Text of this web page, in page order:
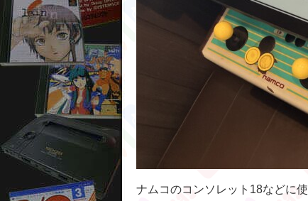
ナムコのコンソレット18などに